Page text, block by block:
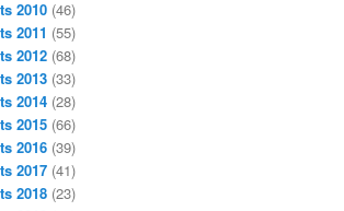
2010 (46)
2011 (55)
2012 (68)
2013 (33)
2014 (28)
2015 (66)
2016 (39)
2017 (41)
2018 (23)